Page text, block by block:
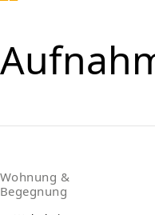
Wohnung &
Begegnung